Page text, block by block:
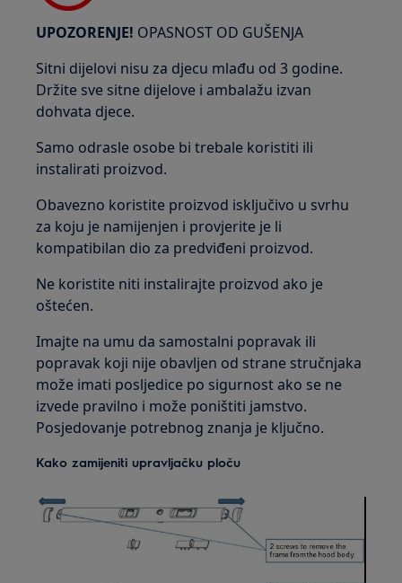
UPOZORENJE! OPASNOST OD GUŠENJA
Sitni dijelovi nisu za djecu mlađu od 3 godine.
Držite sve sitne dijelove i ambalažu izvan
dohvata djece.
Samo odrasle osobe bi trebale koristiti ili
instalirati proizvod.
Obavezno koristite proizvod isključivo u svrhu
za koju je namijenjen i provjerite je li
kompatibilan dio za predviđeni proizvod.
Ne koristite niti instalirajte proizvod ako je
oštećen.
Imajte na umu da samostalni popravak ili
popravak koji nije obavljen od strane stručnjaka
može imati posljedice po sigurnost ako se ne
izvede pravilno i može poništiti jamstvo.
Posjedovanje potrebnog znanja je ključno.
Kako zamijeniti upravljačku ploču